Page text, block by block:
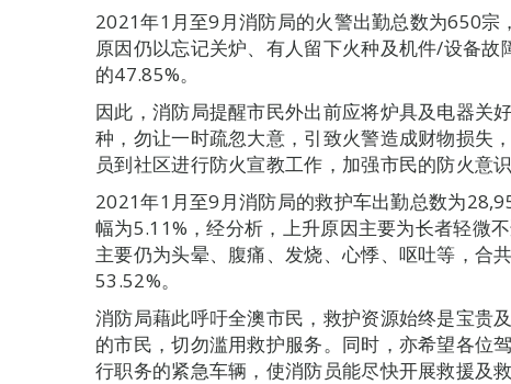
2021年1月至9月消防局的火警出勤总数为650
原因仍以忘记关炉、有人留下火种及机件/设备
的47.85%。
因此，消防局提醒市民外出前应将炉具及电器关
种，勿让一时疏忽大意，引致火警造成财物损失
员到社区进行防火宣教工作，加强市民的防火意
2021年1月至9月消防局的救护车出勤总数为
幅为5.11%，经分析，上升原因主要为长者轻微
主要仍为头晕、腹痛、发烧、心悸、呕吐等，合
53.52%。
消防局藉此呼吁全澳市民，救护资源始终是宝贵
的市民，切勿滥用救护服务。同时，亦希望各位
行职务的紧急车辆，使消防员能尽快开展救援及救